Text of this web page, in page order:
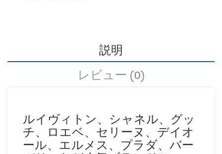
説明
レビュー (0)
ルイヴィトン、シャネル、グッ
チ、ロエベ、セリーヌ、デイオ
ール、エルメス、プラダ、バー